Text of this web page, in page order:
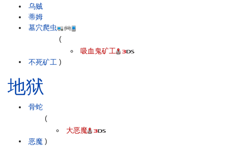
乌贼
蒂姆
墓穴爬虫
不死矿工
(
吸血鬼矿工
)
地狱
骨蛇
恶魔
(
大恶魔
)